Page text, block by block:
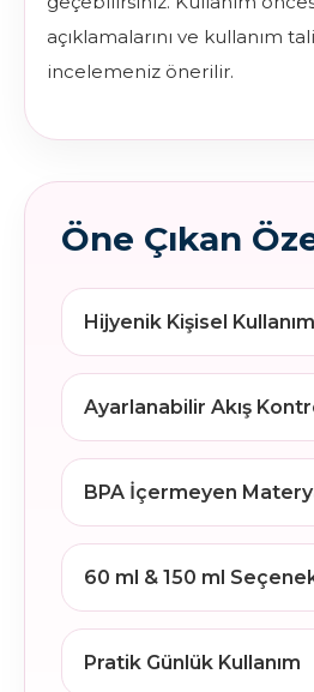
açıklamalarını ve kullanım
incelemeniz önerilir.
Öne Çıkan
Hijyenik Kişisel Kullanım
Ayarlanabilir Akış
BPA İçermeyen
60 ml & 150 ml
Pratik Günlük Kullanım